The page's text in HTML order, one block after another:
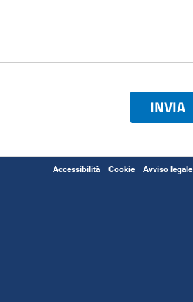
INVIA
Accessibilità Cookie Avviso legale